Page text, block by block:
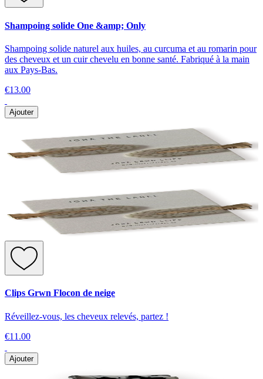
Shampoing solide One &amp; Only
Shampoing solide naturel aux huiles, au curcuma et au romarin pour
des cheveux et un cuir chevelu en bonne santé. Fabriqué à la main
aux Pays-Bas.
€13.00
Ajouter
Clips Grwn Flocon de neige
Réveillez-vous, les cheveux relevés, partez !
€11.00
Ajouter